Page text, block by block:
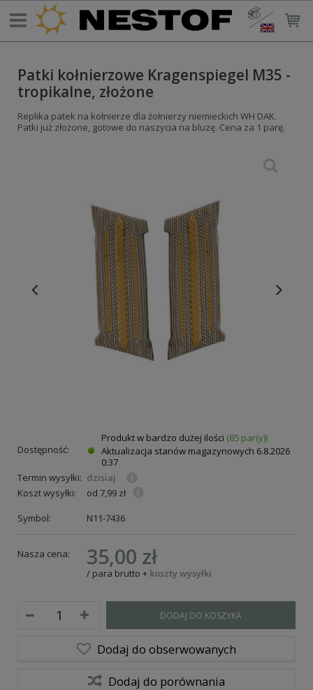
Patki kołnierzowe Kragenspiegel M35 -
tropikalne, złożone
Replika patek na kołnierze dla żołnierzy niemieckich WH DAK.
Patki już złożone, gotowe do naszycia na bluzę. Cena za 1 parę.
Dostępność:
Produkt w bardzo dużej ilości (85 par(y))
Aktualizacja stanów magazynowych 6.8.2026
0:37
Termin wysyłki: dzisiaj
Koszt wysyłki:
od 7,99 zł
Symbol:
N11-7436
Nasza cena: 35,00 zł
/ para brutto + koszty wysyłki
DODAJ DO KOSZYKA
Dodaj do obserwowanych
Dodaj do porównania